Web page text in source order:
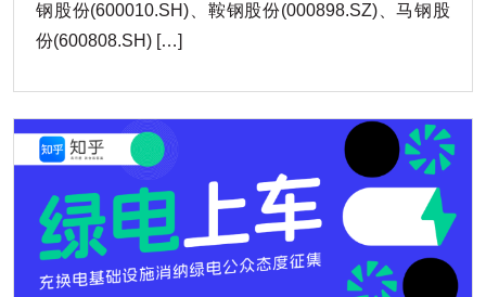
钢股份(600010.SH)、鞍钢股份(000898.SZ)、马钢股
份(600808.SH) […]